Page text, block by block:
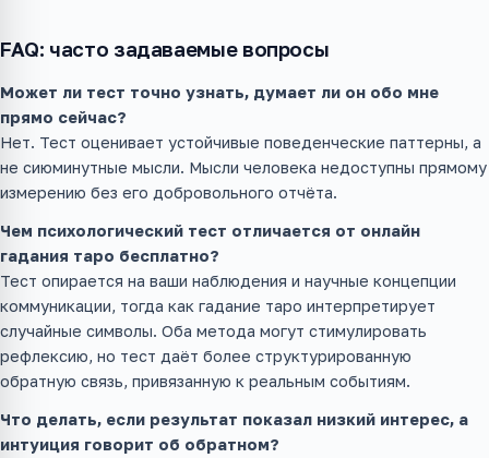
FAQ: часто задаваемые вопросы
Может ли тест точно узнать, думает ли он обо мне
прямо сейчас?
Нет. Тест оценивает устойчивые поведенческие паттерны, а
не сиюминутные мысли. Мысли человека недоступны прямому
измерению без его добровольного отчёта.
Чем психологический тест отличается от онлайн
гадания таро бесплатно?
Тест опирается на ваши наблюдения и научные концепции
коммуникации, тогда как гадание таро интерпретирует
случайные символы. Оба метода могут стимулировать
рефлексию, но тест даёт более структурированную
обратную связь, привязанную к реальным событиям.
Что делать, если результат показал низкий интерес, а
интуиция говорит об обратном?